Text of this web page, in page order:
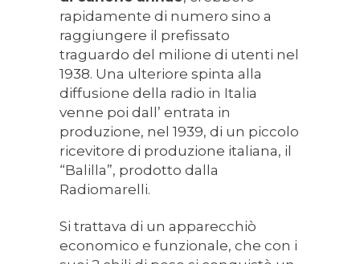
rapidamente di numero sino a
raggiungere il prefissato
traguardo del milione di utenti nel
1938. Una ulteriore spinta alla
diffusione della radio in Italia
venne poi dall’ entrata in
produzione, nel 1939, di un piccolo
ricevitore di produzione italiana, il
“Balilla”, prodotto dalla
Radiomarelli.
Si trattava di un apparecchiò
economico e funzionale, che con i